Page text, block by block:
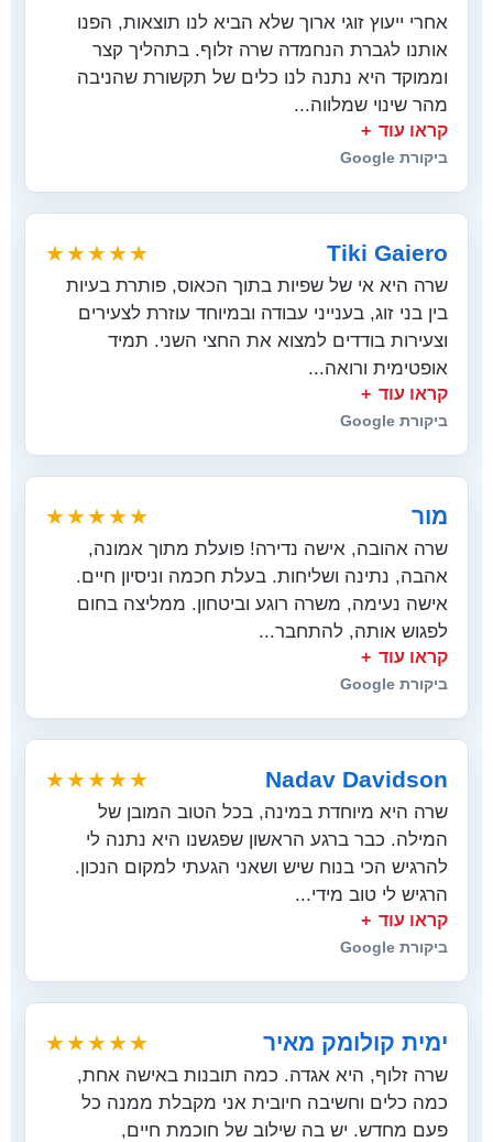
אחרי ייעוץ זוגי ארוך שלא הביא לנו תוצאות, הפנו
אותנו לגברת הנחמדה שרה זלוף. בתהליך קצר
וממוקד היא נתנה לנו כלים של תקשורת שהניבה
מהר שינוי שמלווה...
קראו עוד
ביקורת Google
Tiki Gaiero
★★★★★
שרה היא אי של שפיות בתוך הכאוס, פותרת בעיות
בין בני זוג, בענייני עבודה ובמיוחד עוזרת לצעירים
וצעירות בודדים למצוא את החצי השני. תמיד
אופטימית ורואה...
קראו עוד
ביקורת Google
מור ★★★★★
שרה אהובה, אישה נדירה! פועלת מתוך אמונה,
אהבה, נתינה ושליחות. בעלת חכמה וניסיון חיים.
אישה נעימה, משרה רוגע וביטחון. ממליצה בחום
לפגוש אותה, להתחבר...
קראו עוד
ביקורת Google
Nadav Davidson
★★★★★
שרה היא מיוחדת במינה, בכל הטוב המובן של
המילה. כבר ברגע הראשון שפגשנו היא נתנה לי
להרגיש הכי בנוח שיש ושאני הגעתי למקום הנכון.
הרגיש לי טוב מידי...
קראו עוד
ביקורת Google
ימית קולומק מאיר ★★★★★
שרה זלוף, היא אגדה. כמה תובנות באישה אחת,
כמה כלים וחשיבה חיובית אני מקבלת ממנה כל
פעם מחדש. יש בה שילוב של חוכמת חיים,